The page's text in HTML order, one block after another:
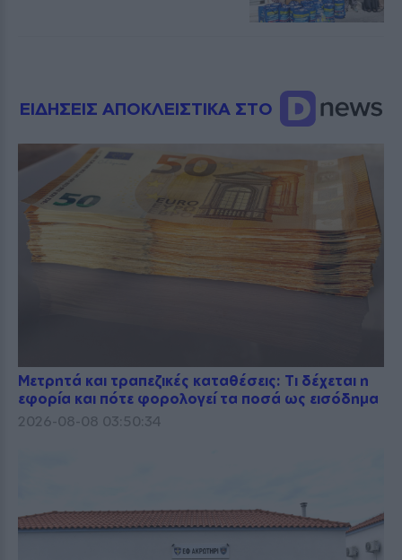
ΕΙΔΗΣΕΙΣ ΑΠΟΚΛΕΙΣΤΙΚΑ ΣΤΟ
Μετρητά και τραπεζικές καταθέσεις: Τι δέχεται η
εφορία και πότε φορολογεί τα ποσά ως εισόδημα
2026-08-08 03:50:34